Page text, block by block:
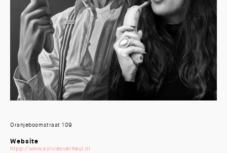
Oranjeboomstraat 109
Website
htpp://www.sylvieoverheul.nl